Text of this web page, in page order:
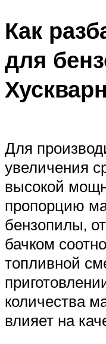
Как
для
Для
увеличения
высокой
пропорцию
бензопилы,
бачком
топливной
количества
влияет на